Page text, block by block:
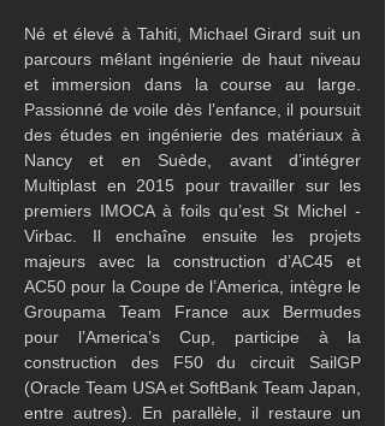
Né et élevé à Tahiti, Michael Girard suit un
parcours mêlant ingénierie de haut niveau
et immersion dans la course au large.
Passionné de voile dès l’enfance, il poursuit
des études en ingénierie des matériaux à
Nancy et en Suède, avant d’intégrer
Multiplast en 2015 pour travailler sur les
premiers IMOCA à foils qu’est St Michel -
Virbac. Il enchaîne ensuite les projets
majeurs avec la construction d’AC45 et
AC50 pour la Coupe de l’America, intègre le
Groupama Team France aux Bermudes
pour l’America’s Cup, participe à la
construction des F50 du circuit SailGP
(Oracle Team USA et SoftBank Team Japan,
entre autres). En parallèle, il restaure un